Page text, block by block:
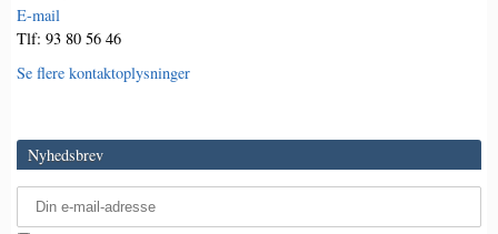
E-mail
Tlf: 93 80 56 46
Se flere kontaktoplysninger
Nyhedsbrev